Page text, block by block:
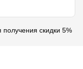
получения скидки 5%